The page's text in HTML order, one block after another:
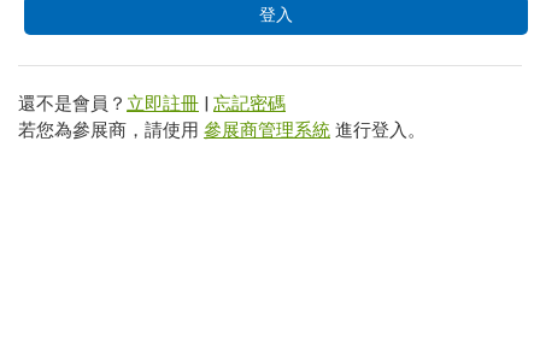
還不是會員？ 立即註冊 | 忘記密碼
若您為參展商，請使用 參展商管理系統 進行登入。